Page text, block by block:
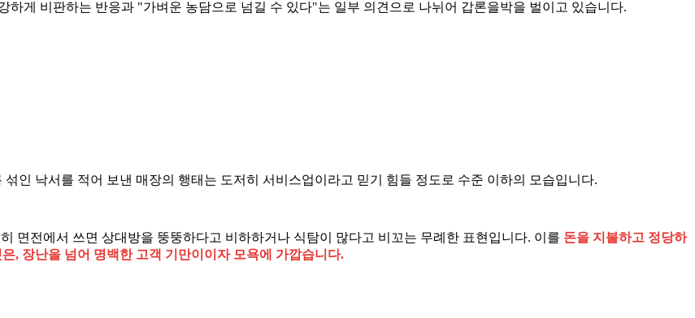
게 비판하는 반응과 "가벼운 농담으로 넘길 수 있다"는 일부 의견으로 나뉘어 갑론을박을 벌이고 있습니다.
인 낙서를 적어 보낸 매장의 행태는 도저히 서비스업이라고 믿기 힘들 정도로 수준 이하의 모습입니다.
면전에서 쓰면 상대방을 뚱뚱하다고 비하하거나 식탐이 많다고 비꼬는 무례한 표현입니다. 이를 돈을 지불하고 정당하
, 장난을 넘어 명백한 고객 기만이이자 모욕에 가깝습니다.